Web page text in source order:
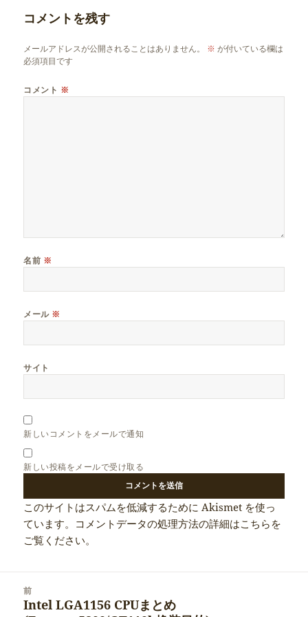
コメントを残す
メールアドレスが公開されることはありません。 ※ が付いている欄は
必須項目です
コメント ※
名前 ※
メール ※
サイト
新しいコメントをメールで通知
新しい投稿をメールで受け取る
このサイトはスパムを低減するために Akismet を使っ
ています。 コメントデータの処理方法の詳細はこちらを
ご覧ください。
前
前
Intel LGA1156 CPUまとめ